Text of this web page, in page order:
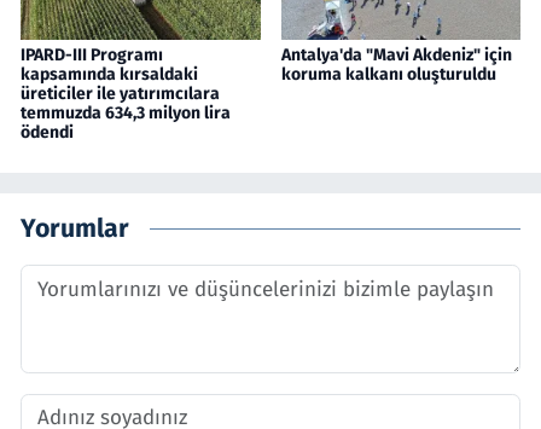
IPARD-III Programı
kapsamında kırsaldaki
üreticiler ile yatırımcılara
temmuzda 634,3 milyon lira
ödendi
Antalya'da "Mavi Akdeniz" için
koruma kalkanı oluşturuldu
Yorumlar